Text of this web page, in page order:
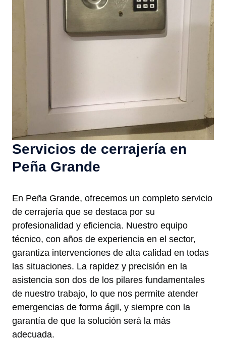
Servicios de cerrajería en
Peña Grande
En Peña Grande, ofrecemos un completo servicio
de cerrajería que se destaca por su
profesionalidad y eficiencia. Nuestro equipo
técnico, con años de experiencia en el sector,
garantiza intervenciones de alta calidad en todas
las situaciones. La rapidez y precisión en la
asistencia son dos de los pilares fundamentales
de nuestro trabajo, lo que nos permite atender
emergencias de forma ágil, y siempre con la
garantía de que la solución será la más
adecuada.